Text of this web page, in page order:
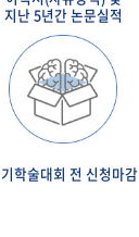
지난 5년간 논문실적
학술대회 전 신청마감